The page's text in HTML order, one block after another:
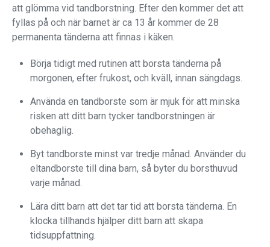
att glömma vid tandborstning. Efter den kommer det att
fyllas på och när barnet är ca 13 år kommer de 28
permanenta tänderna att finnas i käken.
Börja tidigt med rutinen att borsta tänderna på
morgonen, efter frukost, och kväll, innan sängdags.
Använda en tandborste som är mjuk för att minska
risken att ditt barn tycker tandborstningen är
obehaglig.
Byt tandborste minst var tredje månad. Använder du
eltandborste till dina barn, så byter du borsthuvud
varje månad.
Lära ditt barn att det tar tid att borsta tänderna. En
klocka tillhands hjälper ditt barn att skapa
tidsuppfattning.